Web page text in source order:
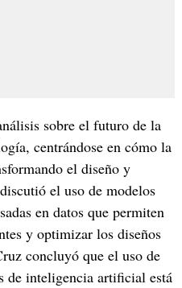
sobre el futuro de la
centrándose en cómo la
el diseño y
el uso de modelos
en datos que permiten
y optimizar los diseños
concluyó que el uso de
de inteligencia artificial está